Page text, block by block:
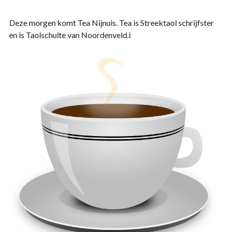
Deze morgen komt Tea Nijnuis. Tea is Streektaol schrijfster
en is Taolschulte van Noordenveld.i